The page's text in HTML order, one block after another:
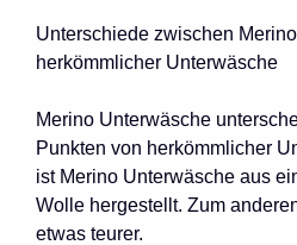
Unterschiede zwischen
herkömmlicher Unterwäsche
Merino Unterwäsche
Punkten von herkömmlicher
ist Merino Unterwäsche aus
Wolle hergestellt. Zum
etwas teurer.